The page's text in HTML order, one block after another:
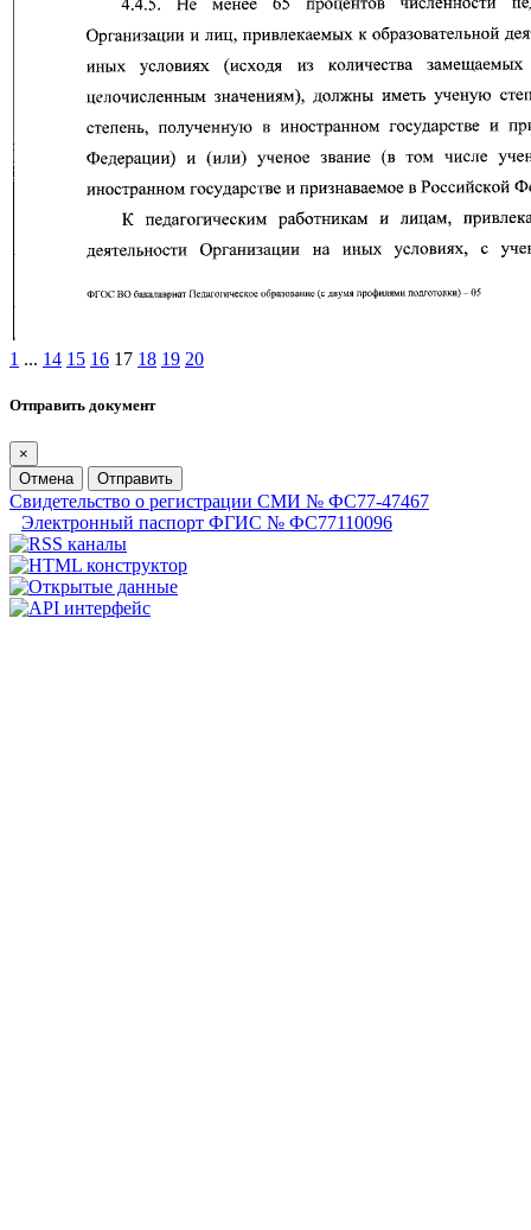
1 ... 14 15 16 17 18 19 20
Отправить документ
×
Отмена
Отправить
Свидетельство о регистрации СМИ № ФС77-47467
Электронный паспорт ФГИС № ФС77110096